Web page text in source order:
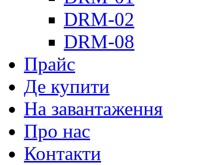
DRM-02
DRM-08
Прайс
Де купити
На завантаження
Про нас
Контакти